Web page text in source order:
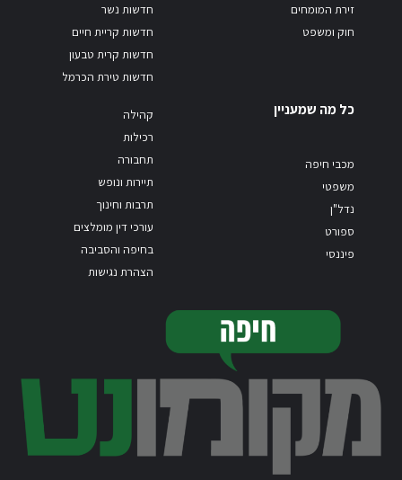
זירת המומחים
חוק ומשפט
חדשות נשר
חדשות קריית חיים
חדשות קרית טבעון
חדשות טירת הכרמל
כל מה שמעניין
מכבי חיפה
משפטי
נדל"ן
ספורט
פיננסי
קהילה
רכילות
תחבורה
תיירות ונופש
תרבות וחינוך
עורכי דין מומלצים
בחיפה והסביבה
הצהרת נגישות